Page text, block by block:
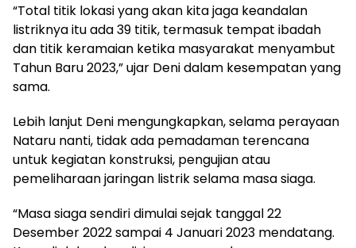
“Total titik lokasi yang akan kita jaga keandalan
listriknya itu ada 39 titik, termasuk tempat ibadah
dan titik keramaian ketika masyarakat menyambut
Tahun Baru 2023,” ujar Deni dalam kesempatan yang
sama.
Lebih lanjut Deni mengungkapkan, selama perayaan
Nataru nanti, tidak ada pemadaman terencana
untuk kegiatan konstruksi, pengujian atau
pemeliharaan jaringan listrik selama masa siaga.
“Masa siaga sendiri dimulai sejak tanggal 22
Desember 2022 sampai 4 Januari 2023 mendatang.